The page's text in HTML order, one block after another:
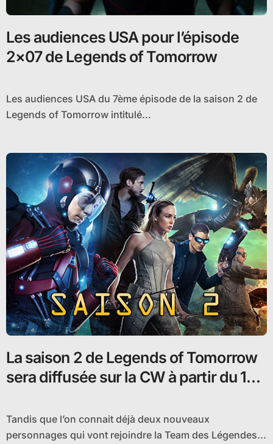
Les audiences USA pour l’épisode
2×07 de Legends of Tomorrow
Les audiences USA du 7ème épisode de la saison 2 de
Legends of Tomorrow intitulé...
La saison 2 de Legends of Tomorrow
sera diffusée sur la CW à partir du 13
Tandis que l’on connait déjà deux nouveaux
personnages qui vont rejoindre la Team des Légendes...